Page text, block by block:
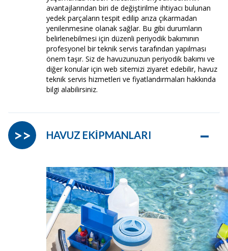
avantajlarından biri de değiştirilme ihtiyacı bulunan
yedek parçaların tespit edilip arıza çıkarmadan
yenilenmesine olanak sağlar. Bu gibi durumların
belirlenebilmesi için düzenli periyodik bakımının
profesyonel bir teknik servis tarafından yapılması
önem taşır. Siz de havuzunuzun periyodik bakımı ve
diğer konular için web sitemizi ziyaret edebilir, havuz
teknik servis hizmetleri ve fiyatlandırmaları hakkında
bilgi alabilirsiniz.
HAVUZ EKİPMANLARI –
>>